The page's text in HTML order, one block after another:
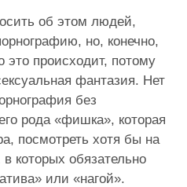
об этом людей,
но, конечно,
это происходит, потому
фантазия. Нет
без
рода «фишка», которая
посмотреть хотя бы на
которых обязательно
или «нагой».